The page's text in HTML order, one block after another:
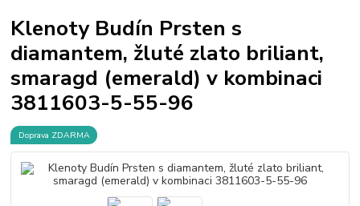
Klenoty Budín Prsten s
diamantem, žluté zlato briliant,
smaragd (emerald) v kombinaci
3811603-5-55-96
Doprava ZDARMA